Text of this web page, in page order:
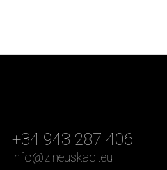
+34 943 287 406
info@zineuskadi.eu